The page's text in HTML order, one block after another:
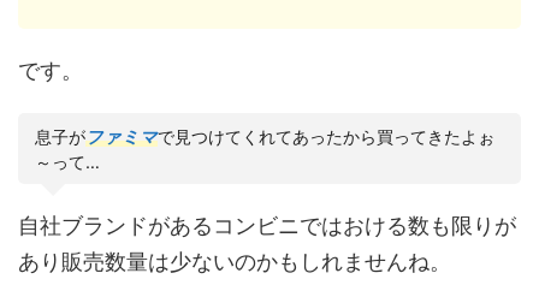
です。
息子がファミマで見つけてくれてあったから買ってきたよぉ
～って…
自社ブランドがあるコンビニではおける数も限りが
あり販売数量は少ないのかもしれませんね。